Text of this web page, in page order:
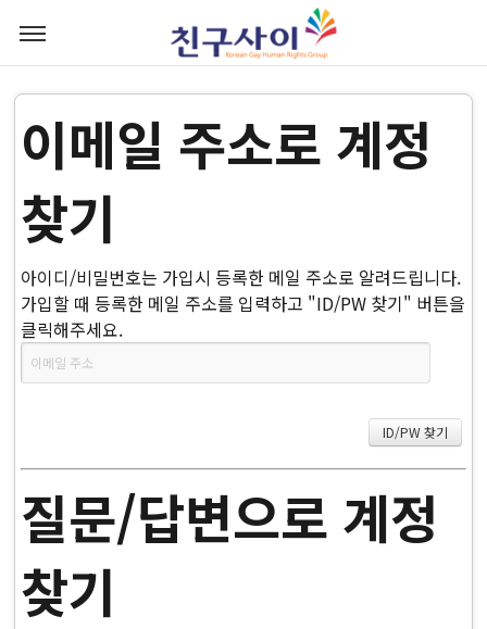
이메일 주소로 계정
찾기
아이디/비밀번호는 가입시 등록한 메일 주소로 알려드립니다.
가입할 때 등록한 메일 주소를 입력하고 "ID/PW 찾기" 버튼을
클릭해주세요.
질문/답변으로 계정
찾기